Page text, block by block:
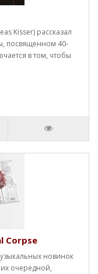
Kisser) рассказал
посвященном 40-
в том, чтобы
Corpse
новинок
очередной,